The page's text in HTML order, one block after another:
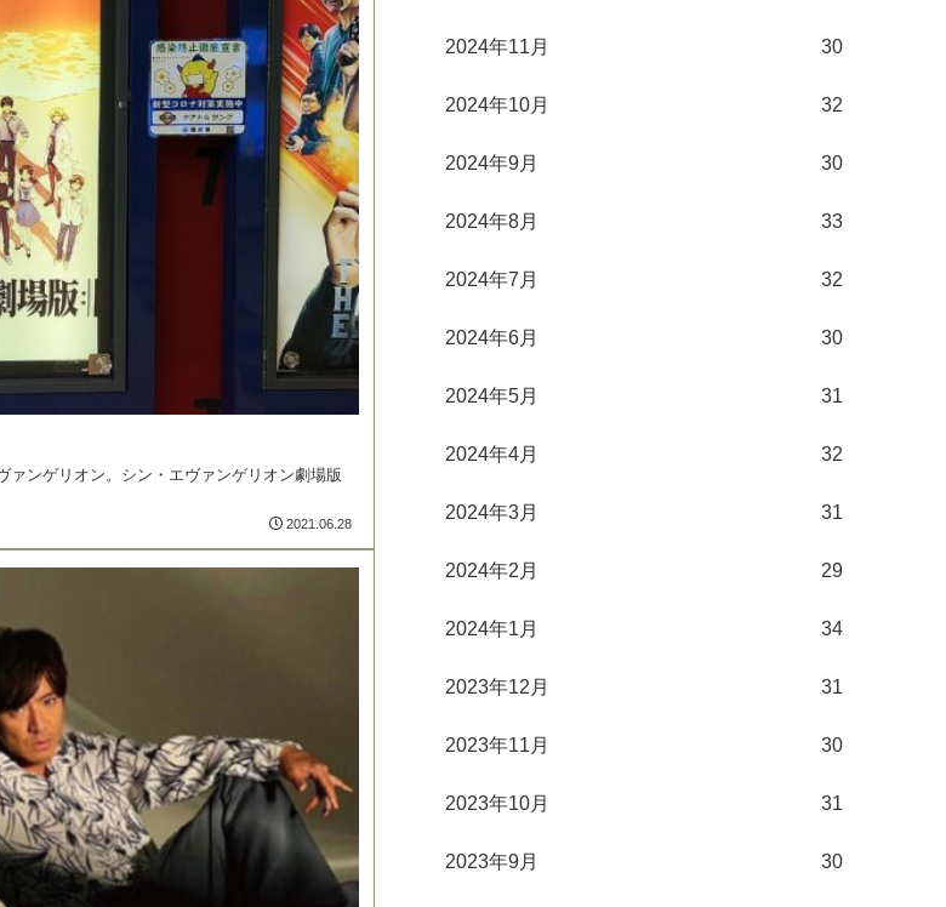
ンゲリオン。シン・エヴァンゲリオン劇場版
2021.06.28
2024年11月 30
2024年10月 32
2024年9月 30
2024年8月 33
2024年7月 32
2024年6月 30
2024年5月 31
2024年4月 32
2024年3月 31
2024年2月 29
2024年1月 34
2023年12月 31
2023年11月 30
2023年10月 31
2023年9月 30